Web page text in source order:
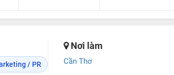
/ PR
Nơi làm
Cần Thơ